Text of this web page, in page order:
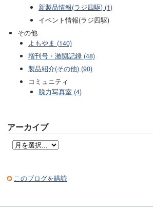
新製品情報(ラジ四駆) (1)
イベント情報(ラジ四駆)
その他
よもやま (140)
増刊号・激闘記録 (48)
製品紹介(その他) (90)
コミュニティ
脱力写真室 (4)
アーカイブ
このブログを購読